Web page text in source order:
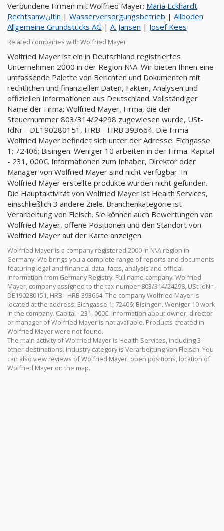
Verbundene Firmen mit Wolfried Mayer: Maria Eckhardt
Rechtsanwنltin | Wasserversorgungsbetrieb | Allboden
Allgemeine Grundstücks AG | A. Jansen | Josef Kees
Related companies with Wolfried Mayer
Wolfried Mayer ist ein in Deutschland registriertes
Unternehmen 2000 in der Region N\A. Wir bieten Ihnen eine
umfassende Palette von Berichten und Dokumenten mit
rechtlichen und finanziellen Daten, Fakten, Analysen und
offiziellen Informationen aus Deutschland. Vollständiger
Name der Firma: Wolfried Mayer, Firma, die der
Steuernummer 803/314/24298 zugewiesen wurde, USt-
IdNr - DE190280151, HRB - HRB 393664. Die Firma
Wolfried Mayer befindet sich unter der Adresse: Eichgasse
1; 72406; Bisingen. Weniger 10 arbeiten in der Firma. Kapital
- 231, 000€. Informationen zum Inhaber, Direktor oder
Manager von Wolfried Mayer sind nicht verfügbar. In
Wolfried Mayer erstellte produkte wurden nicht gefunden.
Die Hauptaktivität von Wolfried Mayer ist Health Services,
einschließlich 3 andere Ziele. Branchenkategorie ist
Verarbeitung von Fleisch. Sie können auch Bewertungen von
Wolfried Mayer, offene Positionen und den Standort von
Wolfried Mayer auf der Karte anzeigen.
Wolfried Mayer is a company registered 2000 in N\A region in
Germany. We brings you a complete range of reports and documents
featuring legal and financial data, facts, analysis and official
information from Germany Registry. Full name company: Wolfried
Mayer, company assigned to the tax number 803/314/24298, USt-IdNr -
DE190280151, HRB - HRB 393664. The company Wolfried Mayer is
located at the address: Eichgasse 1; 72406; Bisingen. Weniger 10 work
in the company. Capital - 231, 000€. Information about owner, director
or manager of Wolfried Mayer is not available. Products created in
Wolfried Mayer were not found.
The main activity of Wolfried Mayer is Health Services, including 3
other destinations. Industry category is Verarbeitung von Fleisch. You
can also view reviews of Wolfried Mayer, open positions, location of
Wolfried Mayer on the map.